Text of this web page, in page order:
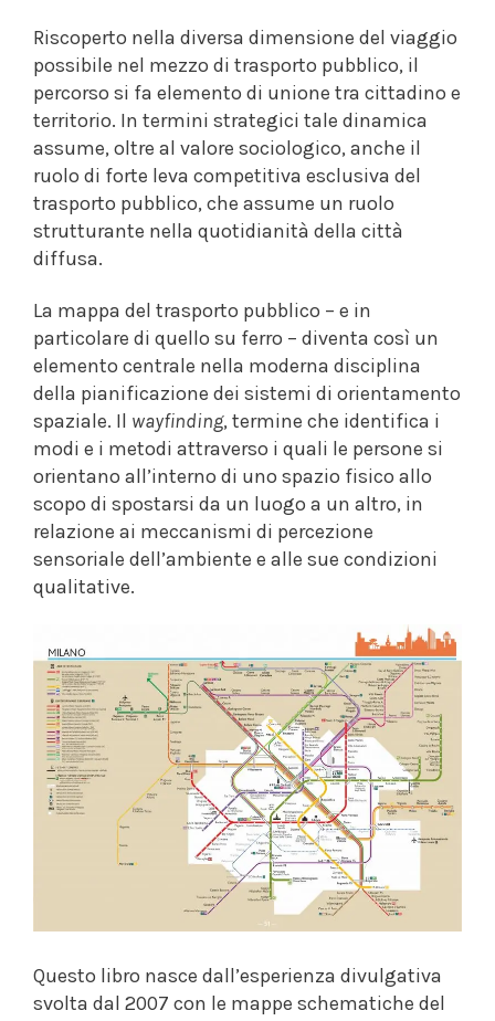
Riscoperto nella diversa dimensione del viaggio
possibile nel mezzo di trasporto pubblico, il
percorso si fa elemento di unione tra cittadino e
territorio. In termini strategici tale dinamica
assume, oltre al valore sociologico, anche il
ruolo di forte leva competitiva esclusiva del
trasporto pubblico, che assume un ruolo
strutturante nella quotidianità della città
diffusa.
La mappa del trasporto pubblico – e in
particolare di quello su ferro – diventa così un
elemento centrale nella moderna disciplina
della pianificazione dei sistemi di orientamento
spaziale. Il wayfinding, termine che identifica i
modi e i metodi attraverso i quali le persone si
orientano all’interno di uno spazio fisico allo
scopo di spostarsi da un luogo a un altro, in
relazione ai meccanismi di percezione
sensoriale dell’ambiente e alle sue condizioni
qualitative.
Questo libro nasce dall’esperienza divulgativa
svolta dal 2007 con le mappe schematiche del